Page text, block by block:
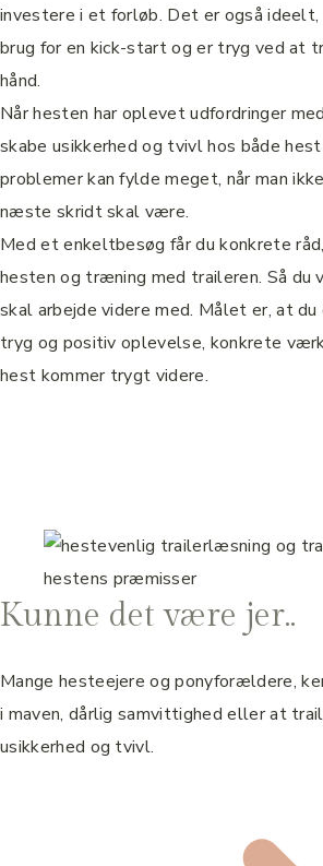
investere i et forløb. Det er også ideelt,
brug for en kick-start og er tryg ved at
hånd.
Når hesten har oplevet udfordringer
skabe usikkerhed og tvivl hos både
problemer kan fylde meget, når man
næste skridt skal være.
Med et enkeltbesøg får du konkrete
hesten og træning med traileren. Så du
skal arbejde videre med. Målet er, at du
tryg og positiv oplevelse, konkrete
hest kommer trygt videre.
Kunne det være jer..
Mange hesteejere og ponyforældere,
i maven, dårlig samvittighed eller at
usikkerhed og tvivl.